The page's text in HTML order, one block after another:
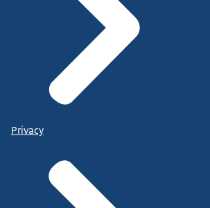
Privacy